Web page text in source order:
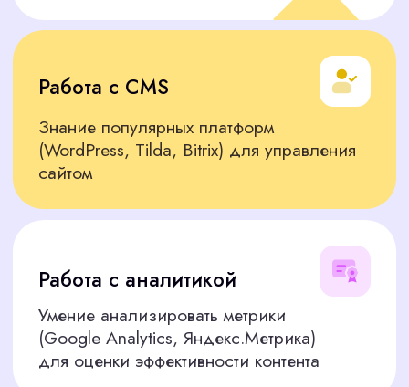
Если сотрудник не оправдает ожиданий в
бесплатно
Лучшие специалисты редко ищут работу
Используем прямой хантинг,
профессиональные сообщества и базы
данных, чтобы найти экспертов